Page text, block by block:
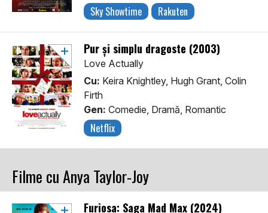
Sky Showtime Rakuten
Pur și simplu dragoste (2003)
Love Actually
Cu: Keira Knightley, Hugh Grant, Colin
Firth
Gen: Comedie, Dramă, Romantic
Netflix
Filme cu Anya Taylor-Joy
Furiosa: Saga Mad Max (2024)